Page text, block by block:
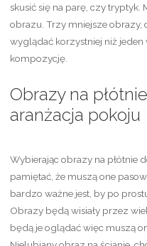
skusić się na parę, czy
obrazu. Trzy mniejsze obrazy,
wyglądać korzystniej niż
kompozycję.
Obrazy na
aranżacja pokoju
Wybierając obrazy na płótnie
pamiętać, że muszą one
bardzo ważne jest, by po
Obrazy będą wisiały przez
będą je oglądać więc muszą